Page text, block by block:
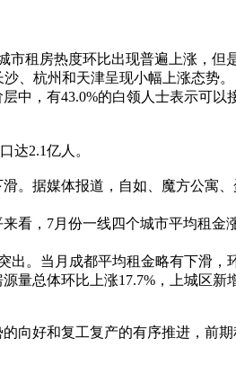
租房热度环比出现普遍上涨，但
、杭州和天津呈现小幅上涨态势。
，有43.0%的白领人士表示可以
达2.1亿人。
据媒体报道，自如、魔方公寓
，7月份一线四个城市平均租金
。当月成都平均租金略有下滑，
总体环比上涨17.7%，上城区新
好和复工复产的有序推进，前